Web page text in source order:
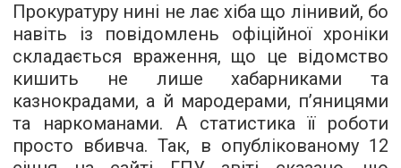
Прокуратуру нині не лає хіба що лінивий, бо
навіть із повідомлень офіційної хроніки
складається враження, що це відомство
кишить не лише хабарниками та
казнокрадами, а й мародерами, п’яницями
та наркоманами. А статистика її роботи
просто вбивча. Так, в опублікованому 12